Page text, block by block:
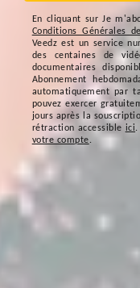
En cliquant surJe
Conditions Générales
Veedz est un service
des centaines de
documentaires
Abonnement
automatiquement par
pouvez exercer
jours après la
rétraction accessible ici.
votre compte.